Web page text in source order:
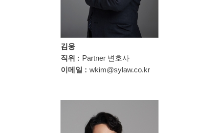
김웅
직위 : Partner 변호사
이메일 : wkim@sylaw.co.kr